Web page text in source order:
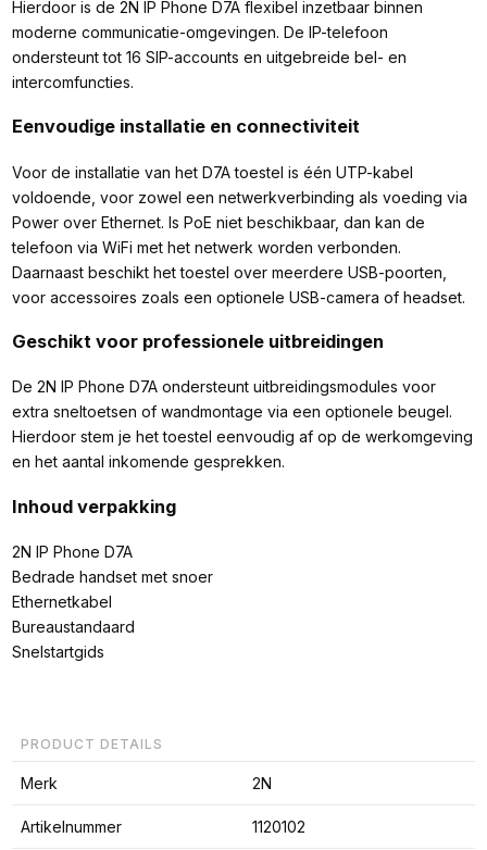
Hierdoor is de 2N IP Phone D7A flexibel inzetbaar binnen
moderne communicatie-omgevingen. De IP-telefoon
ondersteunt tot 16 SIP-accounts en uitgebreide bel- en
intercomfuncties.
Eenvoudige installatie en connectiviteit
Voor de installatie van het D7A toestel is één UTP-kabel
voldoende, voor zowel een netwerkverbinding als voeding via
Power over Ethernet. Is PoE niet beschikbaar, dan kan de
telefoon via WiFi met het netwerk worden verbonden.
Daarnaast beschikt het toestel over meerdere USB-poorten,
voor accessoires zoals een optionele USB-camera of headset.
Geschikt voor professionele uitbreidingen
De 2N IP Phone D7A ondersteunt uitbreidingsmodules voor
extra sneltoetsen of wandmontage via een optionele beugel.
Hierdoor stem je het toestel eenvoudig af op de werkomgeving
en het aantal inkomende gesprekken.
Inhoud verpakking
2N IP Phone D7A
Bedrade handset met snoer
Ethernetkabel
Bureaustandaard
Snelstartgids
PRODUCT DETAILS
Merk 2N
Artikelnummer 1120102